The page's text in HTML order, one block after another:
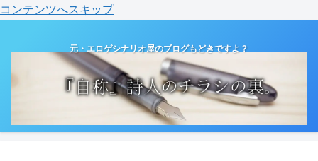
コンテンツへスキップ
元・エロゲシナリオ屋のブログもどきですよ？